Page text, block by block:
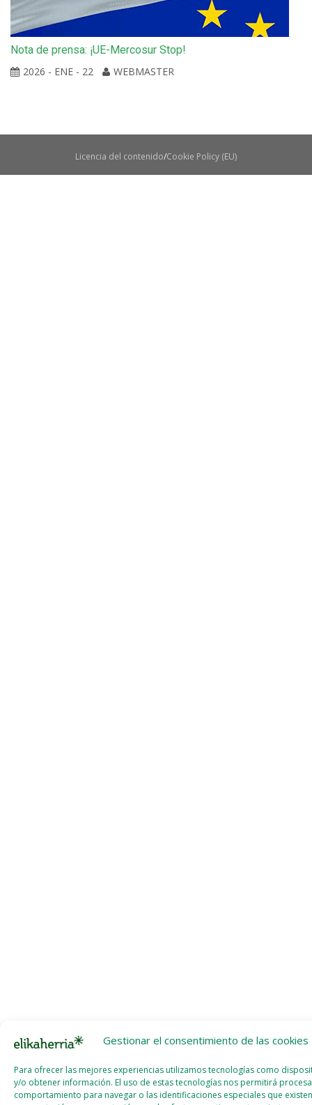
Gestionar el consentimiento de las cookies
Para ofrecer las mejores experiencias utilizamos tecnologías como
y/o obtener información. El uso de estas tecnologías nos permitirá
comportamiento para navegar o las identificaciones especiales que
Nota de prensa: ¡UE-Mercosur Stop!
2026 - ENE - 22
WEBMASTER
Licencia del contenido Cookie Policy (EU)